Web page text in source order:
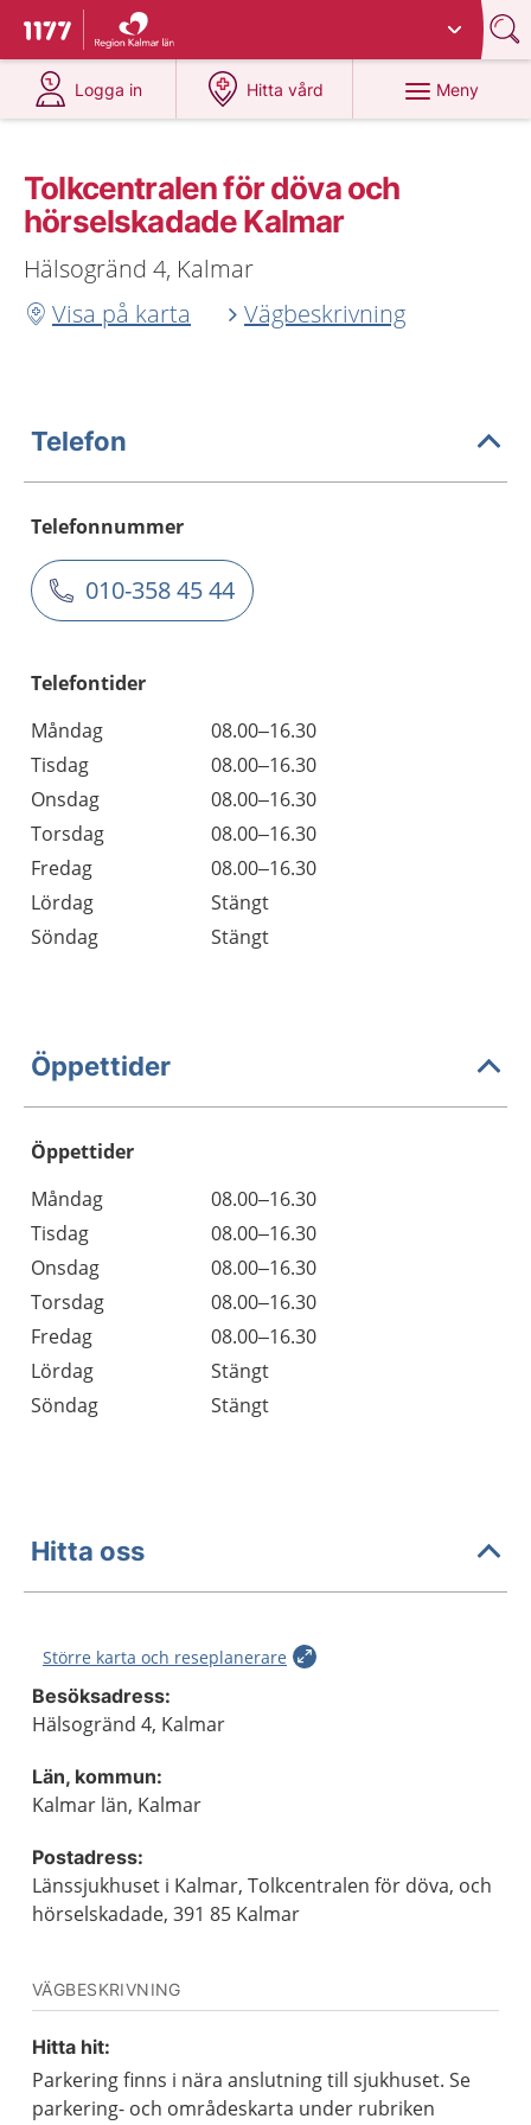
Till startsidan för 1177
Du har valt region
Logga in
på 1177.se
Hitta vård
på 1177.se
Meny
Tolkcentralen för döva och
hörselskadade Kalmar
Hälsogränd 4, Kalmar
Visa på karta
Vägbeskrivning
Telefon
Telefonnummer
010-358 45 44
Telefontider
Måndag
08.00–16.30
Tisdag
08.00–16.30
Onsdag
08.00–16.30
Torsdag
08.00–16.30
Fredag
08.00–16.30
Lördag
Stängt
Söndag
Stängt
Öppettider
Öppettider
Dag
Öppettider
Kommentarer
Måndag
08.00–16.30
Tisdag
08.00–16.30
Onsdag
08.00–16.30
Torsdag
08.00–16.30
Fredag
08.00–16.30
Lördag
Stängt
Söndag
Stängt
Hitta oss
Större karta och reseplanerare
Besöksadress:
Hälsogränd 4, Kalmar
Län, kommun:
Kalmar län, Kalmar
Postadress:
Länssjukhuset i Kalmar, Tolkcentralen för döva, och
hörselskadade, 391 85 Kalmar
VÄGBESKRIVNING
Hitta hit:
Parkering finns i nära anslutning till sjukhuset. Se
parkering- och områdeskarta under rubriken